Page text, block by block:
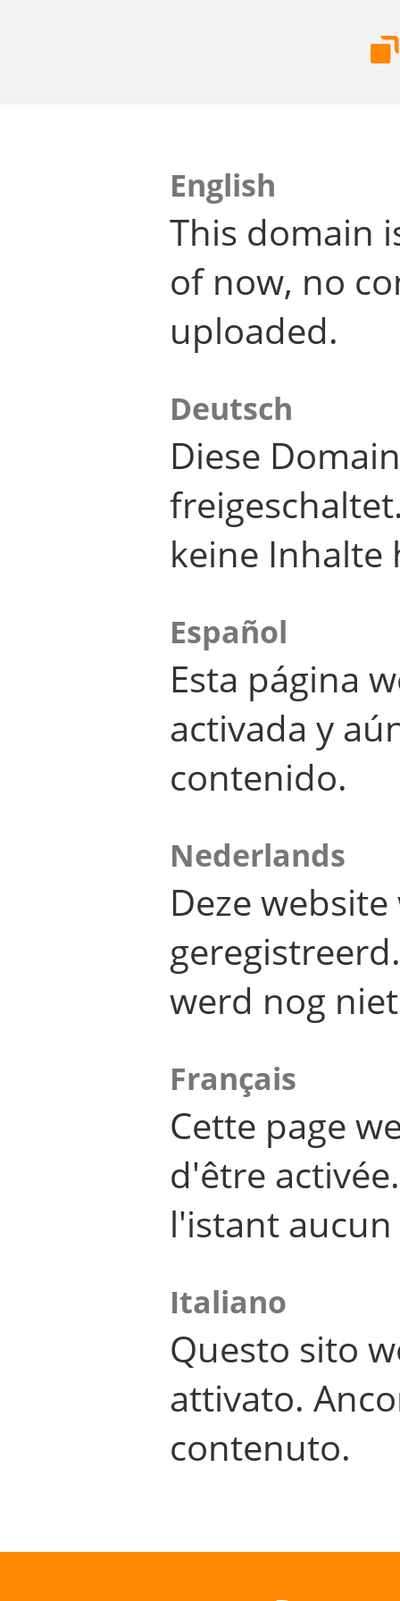
English
This domain
of now, no
uploaded.
Deutsch
Diese
keine Inhalte
Español
Esta página
activada y
contenido.
Nederlands
Deze
werd nog
Français
Cette page
d'être
l'istant
Italiano
Questo sito
attivato.
contenuto.